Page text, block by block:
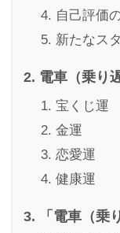
自己評価
新たなス
電車（乗り
宝くじ運
金運
恋愛運
健康運
「電車（乗